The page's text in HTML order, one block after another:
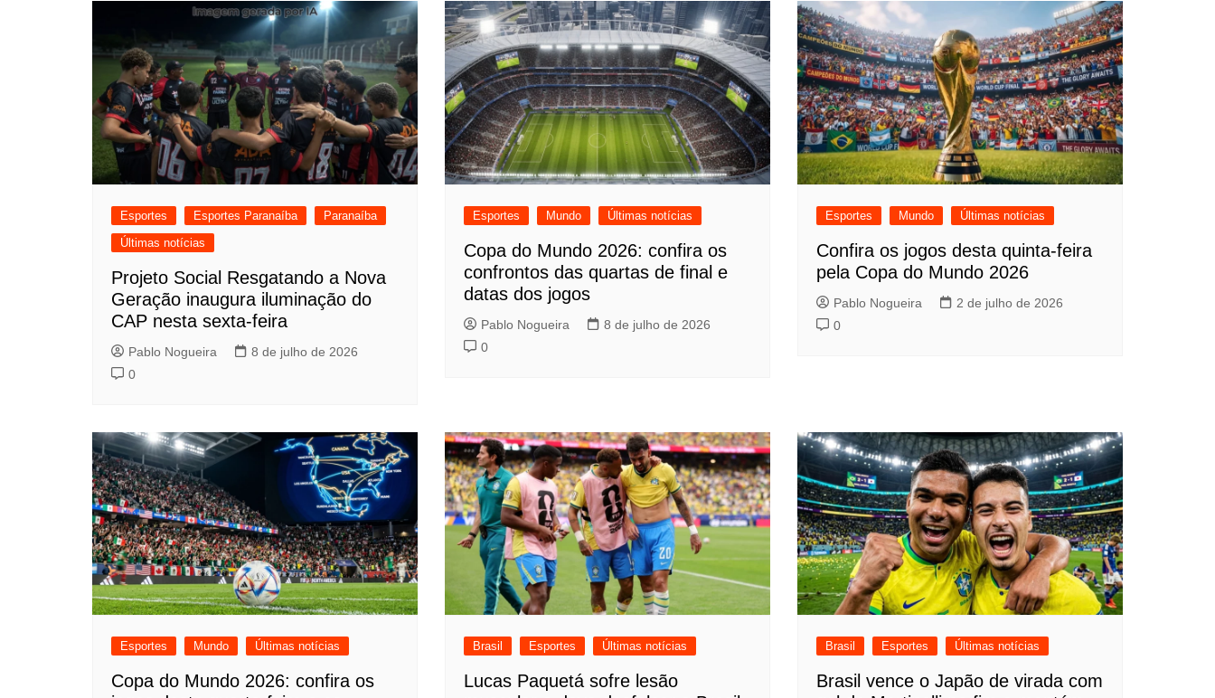
Esportes Esportes Paranaíba
Paranaíba
Últimas notícias
Projeto Social Resgatando a Nova
Geração inaugura iluminação do
CAP nesta sexta-feira
Pablo Nogueira
8 de julho de 2026
0
Esportes Mundo Últimas notícias
Copa do Mundo 2026: confira os
confrontos das quartas de final e
datas dos jogos
Pablo Nogueira
8 de julho de 2026
0
Esportes Mundo Últimas notícias
Confira os jogos desta quinta-feira
pela Copa do Mundo 2026
Pablo Nogueira
2 de julho de 2026
0
Esportes Mundo Últimas notícias
Copa do Mundo 2026: confira os
Brasil Esportes Últimas notícias
Lucas Paquetá sofre lesão
Brasil Esportes Últimas notícias
Brasil vence o Japão de virada com